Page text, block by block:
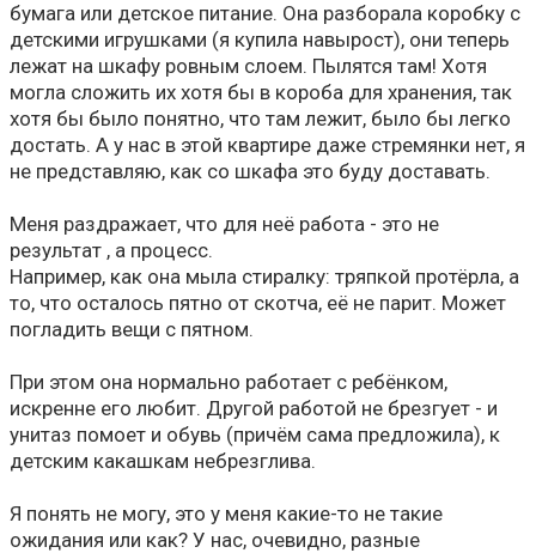
бумага или детское питание. Она разборала коробку с
детскими игрушками (я купила навырост), они теперь
лежат на шкафу ровным слоем. Пылятся там! Хотя
могла сложить их хотя бы в короба для хранения, так
хотя бы было понятно, что там лежит, было бы легко
достать. А у нас в этой квартире даже стремянки нет, я
не представляю, как со шкафа это буду доставать.
Меня раздражает, что для неё работа - это не
результат , а процесс.
Например, как она мыла стиралку: тряпкой протёрла, а
то, что осталось пятно от скотча, её не парит. Может
погладить вещи с пятном.
При этом она нормально работает с ребёнком,
искренне его любит. Другой работой не брезгует - и
унитаз помоет и обувь (причём сама предложила), к
детским какашкам небрезглива.
Я понять не могу, это у меня какие-то не такие
ожидания или как? У нас, очевидно, разные